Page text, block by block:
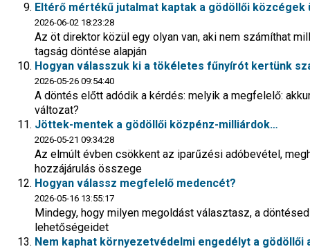
Eltérő mértékű jutalmat kaptak a gödöllői
2026-06-02 18:23:28
Az öt direktor közül egy olyan van, aki nem számíthat
tagság döntése alapján
Hogyan válasszuk ki a tökéletes fűnyírót kertünk
2026-05-26 09:54:40
A döntés előtt adódik a kérdés: melyik a megfelelő:
változat?
Jöttek-mentek a gödöllői közpénz-milliárdok…
2026-05-21 09:34:28
Az elmúlt évben csökkent az iparűzési adóbevétel,
hozzájárulás összege
Hogyan válassz megfelelő medencét?
2026-05-16 13:55:17
Mindegy, hogy milyen megoldást választasz, a
lehetőségeidet
Nem kaphat környezetvédelmi engedélyt a